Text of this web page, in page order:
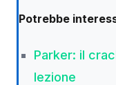
Potrebbe
Parker: il
lezione